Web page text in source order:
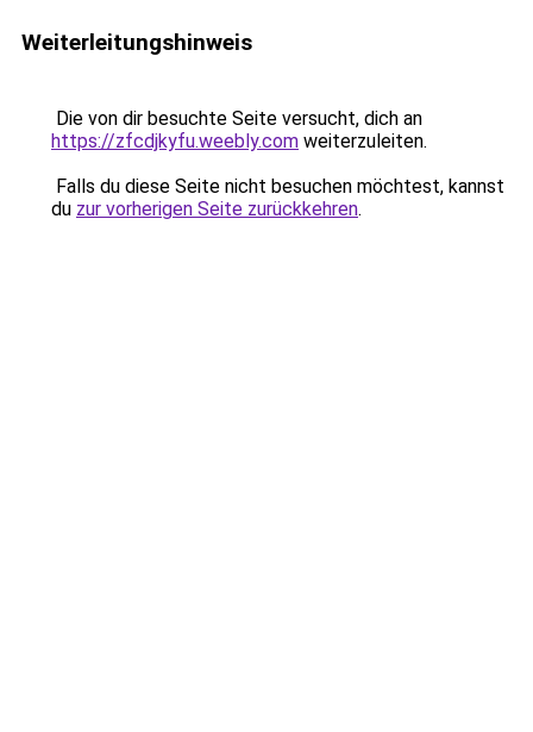
Weiterleitungshinweis
Die von dir besuchte Seite versucht, dich an
https://zfcdjkyfu.weebly.com weiterzuleiten.
Falls du diese Seite nicht besuchen möchtest, kannst
du zur vorherigen Seite zurückkehren.